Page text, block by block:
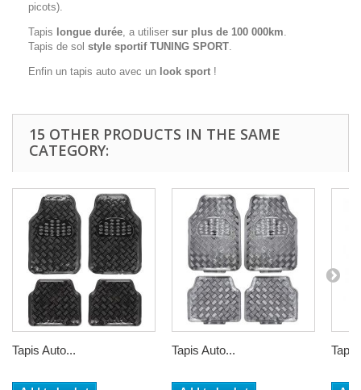
picots).
Tapis longue durée, a utiliser sur plus de 100 000km.
Tapis de sol style sportif TUNING SPORT.
Enfin un tapis auto avec un look sport !
15 OTHER PRODUCTS IN THE SAME
CATEGORY:
Tapis Auto... Tapis Auto...